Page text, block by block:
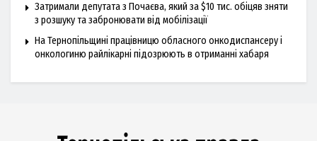
Затримали депутата з Почаєва, який за $10 тис. обіцяв зняти
з розшуку та забронювати від мобілізації
На Тернопільщині працівницю обласного онкодиспансеру і
онкологиню райлікарні підозрюють в отриманні хабаря